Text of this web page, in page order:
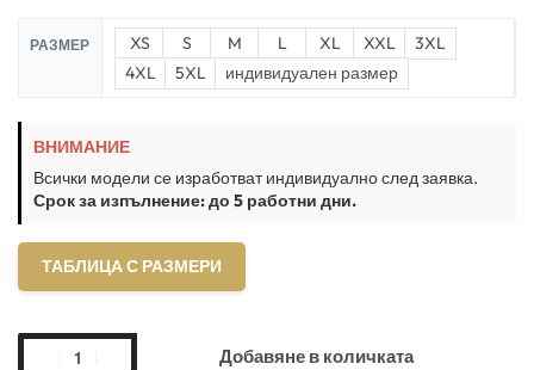
РАЗМЕР XS S M L XL XXL
3XL
4XL
5XL индивидуален размер
ВНИМАНИЕ
Всички модели се изработват индивидуално след заявка.
Срок за изпълнение: до 5 работни дни.
ТАБЛИЦА С РАЗМЕРИ
Добавяне в количката